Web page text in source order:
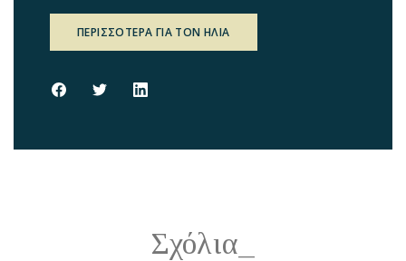
ΠΕΡΙΣΣΟΤΕΡΑ ΓΙΑ ΤΟΝ ΗΛΙΑ
Σχόλια_